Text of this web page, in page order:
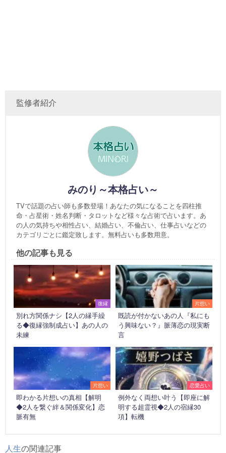
監修者紹介
みのり～本格占い～
TVで話題の占い師も多数登場！あなたの気になることを四柱推
命・占星術・姓名判断・タロットなど様々な占術で占います。あ
の人の気持ちや相性占い、結婚占い、不倫占い、仕事占いなどの
カテゴリごとに鑑定致します。無料占いも多数用意。
他の記事も見る
復縁
別れ方関係ナシ【2人の縁手繰
る◆復縁強制成占い】あの人の
未練
片想い
既読が付かないあの人『私にも
う興味ない？』脈薄恋の現実断
言
片想い
即わかる片想いの真相【解明
◆2人を繋ぐ絆＆関係変化】恋
脈有無
恋愛占い
例外なく両想い叶う【即座に解
明する超霊視◆2人の宿縁30
項】転機
人生の関連記事